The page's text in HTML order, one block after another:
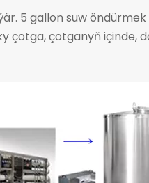
5 gallon suw
çotga, çotganyň içinde,